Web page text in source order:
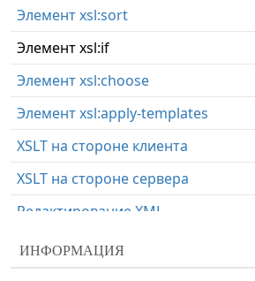
Элемент xsl:sort
Элемент xsl:if
Элемент xsl:choose
Элемент xsl:apply-templates
XSLT на стороне клиента
XSLT на стороне сервера
Редактирование XML
ИНФОРМАЦИЯ